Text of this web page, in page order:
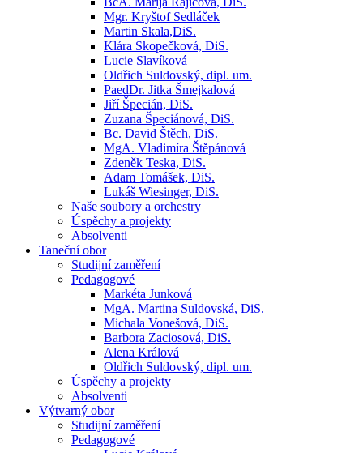
Mgr. Kryštof Sedláček
Martin Skala,DiS.
Klára Skopečková, DiS.
Lucie Slavíková
Oldřich Suldovský, dipl. um.
PaedDr. Jitka Šmejkalová
Jiří Špecián, DiS.
Zuzana Špeciánová, DiS.
Bc. David Štěch, DiS.
MgA. Vladimíra Štěpánová
Zdeněk Teska, DiS.
Adam Tomášek, DiS.
Lukáš Wiesinger, DiS.
Naše soubory a orchestry
Úspěchy a projekty
Absolventi
Taneční obor
Studijní zaměření
Pedagogové
Markéta Junková
MgA. Martina Suldovská, DiS.
Michala Vonešová, DiS.
Barbora Zaciosová, DiS.
Alena Králová
Oldřich Suldovský, dipl. um.
Úspěchy a projekty
Absolventi
Výtvarný obor
Studijní zaměření
Pedagogové